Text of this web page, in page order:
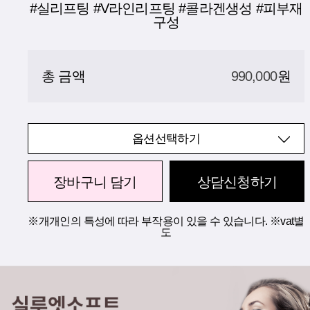
#실리프팅 #V라인리프팅 #콜라겐생성 #피부재
구성
총 금액 990,000원
옵션선택하기
장바구니 담기 상담신청하기
※개개인의 특성에 따라 부작용이 있을 수 있습니다. ※vat별
도